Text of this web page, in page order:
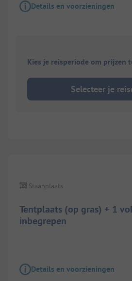
Details en voorzieningen
Kies je reisperiode om prijzen
Selecteer je
Tentplaats (op gras) + 1
inbegrepen
Staanplaats
Details en voorzieningen